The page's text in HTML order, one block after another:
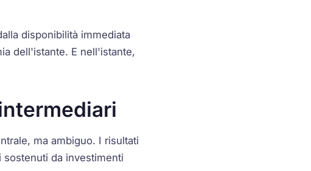
disponibilità immediata
dell'istante. E nell'istante,
ma ambiguo. I risultati
da investimenti